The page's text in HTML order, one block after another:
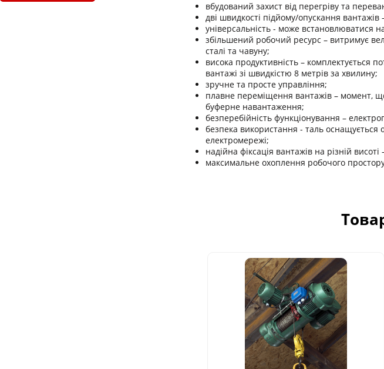
вбудований захист від перегріву та
дві швидкості підйому/опускання
універсальність - може встановлюватися
збільшений робочий ресурс – витримує
сталі та чавуну;
висока продуктивність – комплектується
вантажі зі швидкістю 8 метрів за хвилину;
зручне та просте управління;
плавне переміщення вантажів – момент,
буферне навантаження;
безперебійність функціонування –
безпека використання - таль
електромережі;
надійна фіксація вантажів на різній
максимальне охоплення робочого